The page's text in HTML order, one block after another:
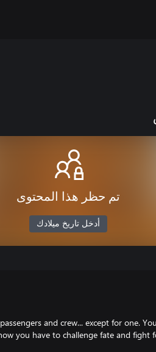
تم حظر هذا المحتوى
أدخل تاريخ ميلادك
and crew... except for one.